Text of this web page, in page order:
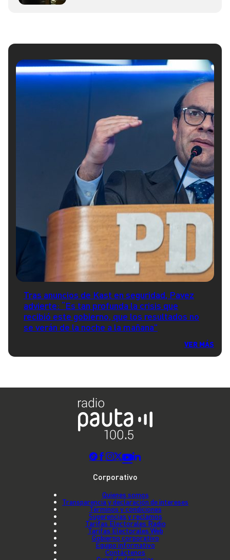
Tras anuncios de Kast en seguridad, Pavez
advierte: “Es tan profunda la crisis que
recibió este gobierno, que los resultados no
se verán de la noche a la mañana"
VER MÁS
Corporativo
Quienes somos
Transparencia y declaración de intereses
Términos y condiciones
Sugerencias y reclamos
Tarifas Electorales Radio
Tarifas Electorales Web
Gobierno corporativo
Equipo informativo
Contáctenos